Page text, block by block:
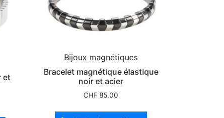
et
Bijoux magnétiques
Bracelet magnétique élastique
noir et acier
CHF 85.00